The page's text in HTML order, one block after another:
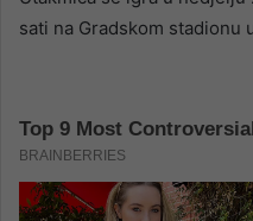
sati na Gradskom stadionu